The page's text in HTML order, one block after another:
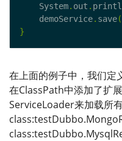
    System
. out .
    demoService
. save(
}
在上面的例子中，我们定
在ClassPath中添加了扩
ServiceLoader来加载所